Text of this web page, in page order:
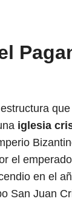
iglesia
el
en el
San Juan